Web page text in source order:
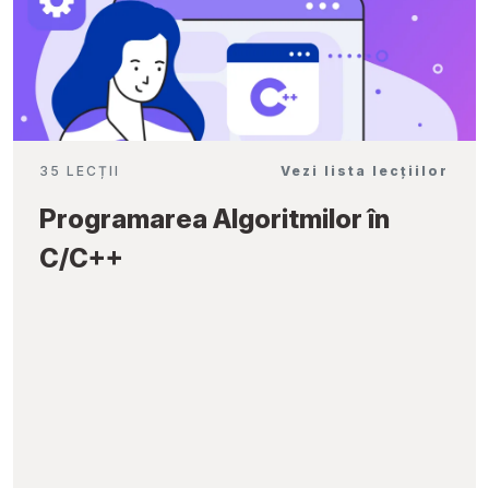
35 LECȚII Vezi lista lecțiilor
Programarea Algoritmilor în
C/C++